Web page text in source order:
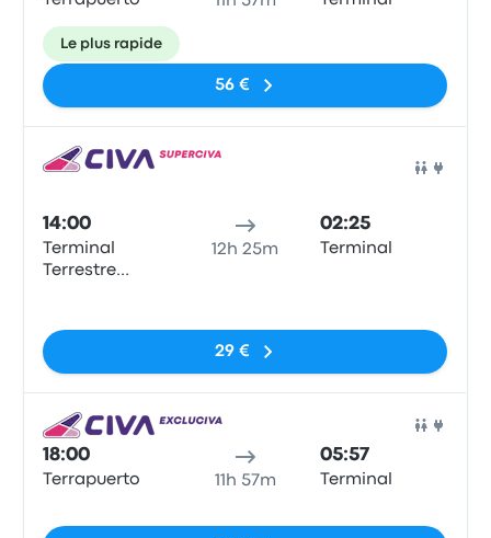
Le plus rapide
56 €
14:00
Terminal
Terrestre
12h 25m
02:25
Terminal
29 €
18:00
Terrapuerto 11h 57m
05:57
Terminal